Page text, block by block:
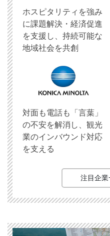
ホスピタリティを強み
に課題解決・経済促進
を支援し、持続可能な
地域社会を共創
対面も電話も「言葉」
の不安を解消し、観光
業のインバウンド対応
を支える
注目企業